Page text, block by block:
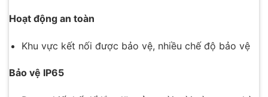
Hoạt động an toàn
Khu vực kết nối được bảo vệ, nhiều chế độ bảo vệ
Bảo vệ IP65